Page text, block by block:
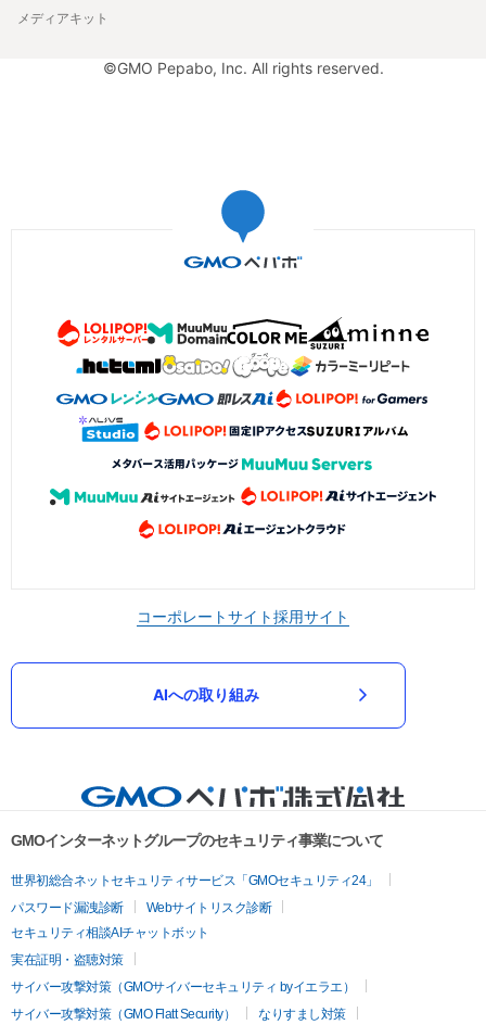
メディアキット
©GMO Pepabo, Inc. All rights reserved.
コーポレートサイト採用サイト
AIへの取り組み
GMOインターネットグループのセキュリティ事業について
世界初総合ネットセキュリティサービス「GMOセキュリティ24」
パスワード漏洩診断
Webサイトリスク診断
セキュリティ相談AIチャットボット
実在証明・盗聴対策
サイバー攻撃対策（GMOサイバーセキュリティ byイエラエ）
サイバー攻撃対策（GMO Flatt Security）
なりすまし対策